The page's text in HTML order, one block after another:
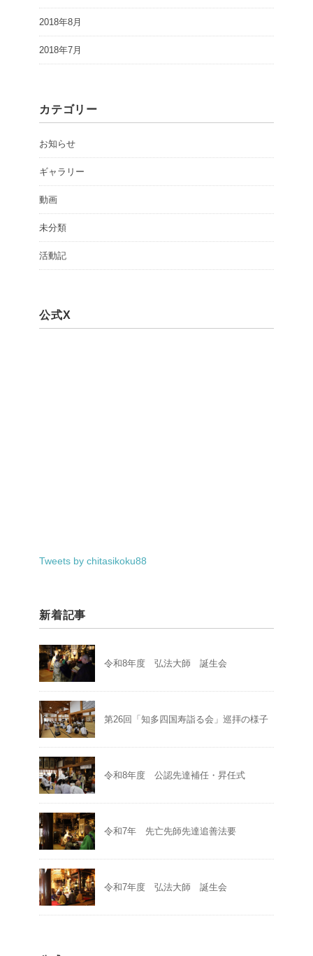
2018年8月
2018年7月
カテゴリー
お知らせ
ギャラリー
動画
未分類
活動記
公式X
Tweets by chitasikoku88
新着記事
令和8年度 弘法大師 誕生会
第26回「知多四国寿詣る会」巡拝の様子
令和8年度 公認先達補任・昇任式
令和7年 先亡先師先達追善法要
令和7年度 弘法大師 誕生会